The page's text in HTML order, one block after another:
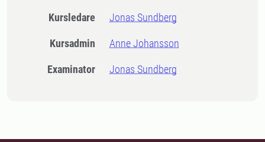
Kursledare Jonas Sundberg
Kursadmin Anne Johansson
Examinator Jonas Sundberg